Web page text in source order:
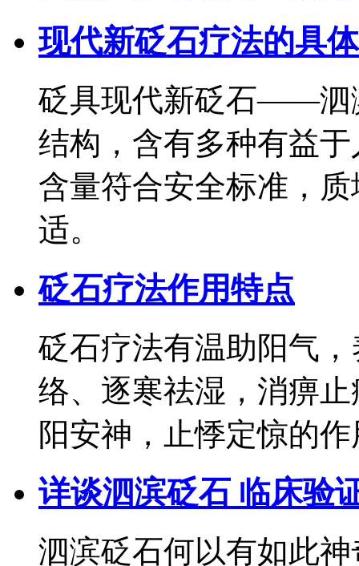
现代新砭石疗法的具
砭具现代新砭石——泗
结构，含有多种有益
含量符合安全标准，
适。
砭石疗法作用特点
砭石疗法有温助阳气
络、逐寒祛湿，消痹
阳安神，止悸定惊的
详谈泗滨砭石 临床验
泗滨砭石何以有如此